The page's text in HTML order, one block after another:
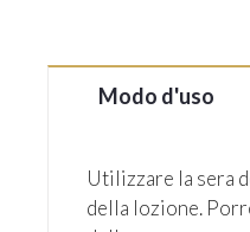
Modo d'uso
Utilizzare la sera
della lozione.